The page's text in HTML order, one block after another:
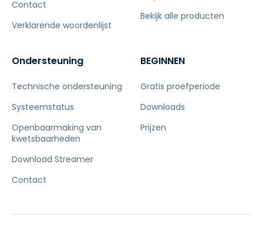
Contact
Verklarende woordenlijst
Bekijk alle producten
Ondersteuning
Technische ondersteuning
Systeemstatus
Openbaarmaking van
kwetsbaarheden
Download Streamer
Contact
BEGINNEN
Gratis proefperiode
Downloads
Prijzen